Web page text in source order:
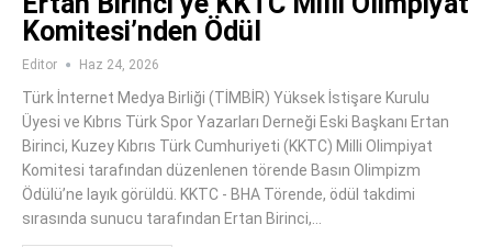
Komitesi’nden Ödül
Editor Haz 24, 2026
Türk İnternet Medya Birliği (TİMBİR) Yüksek İstişare Kurulu
Üyesi ve Kıbrıs Türk Spor Yazarları Derneği Eski Başkanı Ertan
Birinci, Kuzey Kıbrıs Türk Cumhuriyeti (KKTC) Milli Olimpiyat
Komitesi tarafından düzenlenen törende Basın Olimpizm
Ödülü’ne layık görüldü. KKTC - BHA Törende, ödül takdimi
sırasında sunucu tarafından Ertan Birinci,…